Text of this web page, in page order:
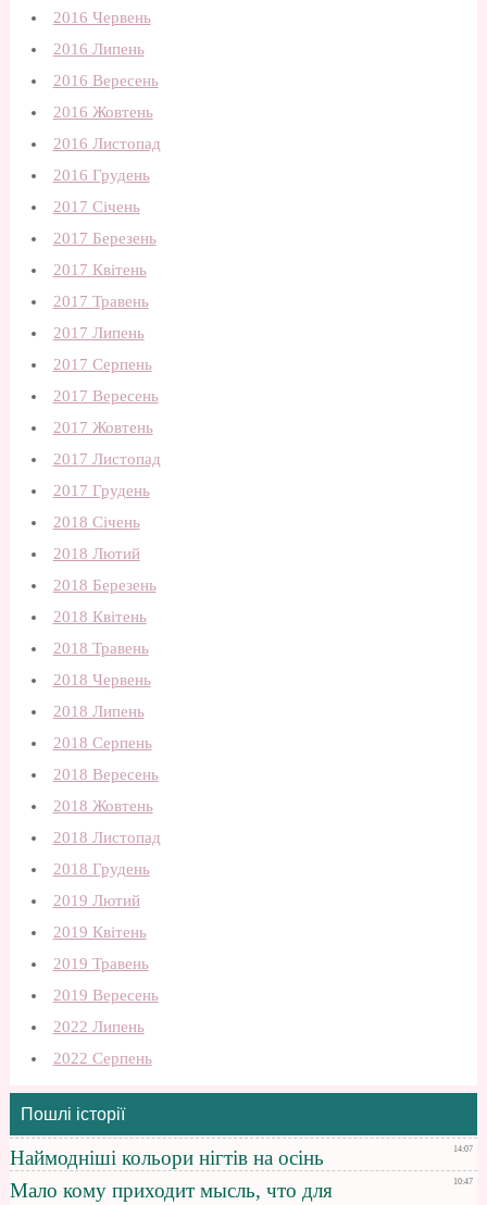
2016 Червень
2016 Липень
2016 Вересень
2016 Жовтень
2016 Листопад
2016 Грудень
2017 Січень
2017 Березень
2017 Квітень
2017 Травень
2017 Липень
2017 Серпень
2017 Вересень
2017 Жовтень
2017 Листопад
2017 Грудень
2018 Січень
2018 Лютий
2018 Березень
2018 Квітень
2018 Травень
2018 Червень
2018 Липень
2018 Серпень
2018 Вересень
2018 Жовтень
2018 Листопад
2018 Грудень
2019 Лютий
2019 Квітень
2019 Травень
2019 Вересень
2022 Липень
2022 Серпень
Пошлі історії